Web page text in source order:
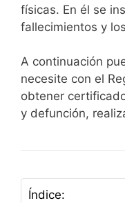
físicas. En él se
fallecimientos y
A continuación
necesite con el
obtener
y defunción,
Índice: